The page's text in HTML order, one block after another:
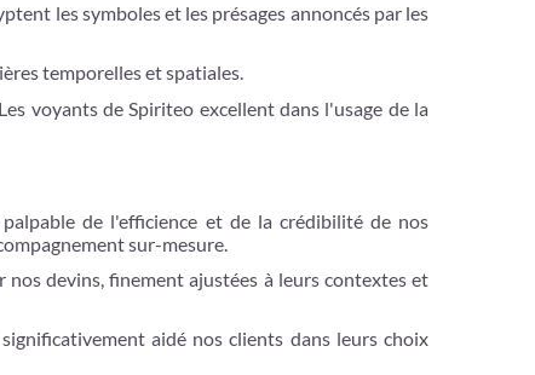
les symboles et les présages annoncés par les
temporelles et spatiales.
voyants de Spiriteo excellent dans l'usage de la
de l'efficience et de la crédibilité de nos
sur-mesure.
devins, finement ajustées à leurs contextes et
aidé nos clients dans leurs choix